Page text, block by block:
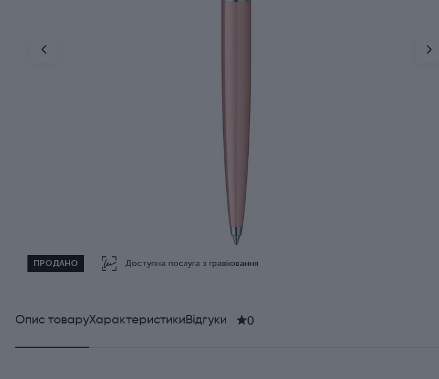
Доступна послуга з гравіювання
ПРОДАНО
Опис товаруХарактеристикиВідгуки 0